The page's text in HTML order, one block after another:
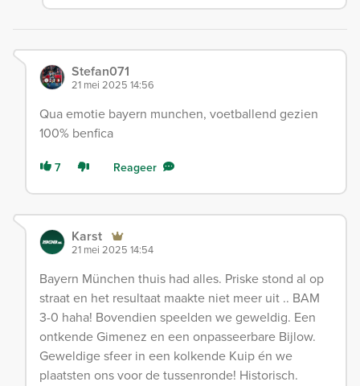
Stefan071
21 mei 2025 14:56
Qua emotie bayern munchen, voetballend gezien
100% benfica
7 Reageer
Karst
21 mei 2025 14:54
Bayern München thuis had alles. Priske stond al op
straat en het resultaat maakte niet meer uit .. BAM
3-0 haha! Bovendien speelden we geweldig. Een
ontkende Gimenez en een onpasseerbare Bijlow.
Geweldige sfeer in een kolkende Kuip én we
plaatsten ons voor de tussenronde! Historisch.